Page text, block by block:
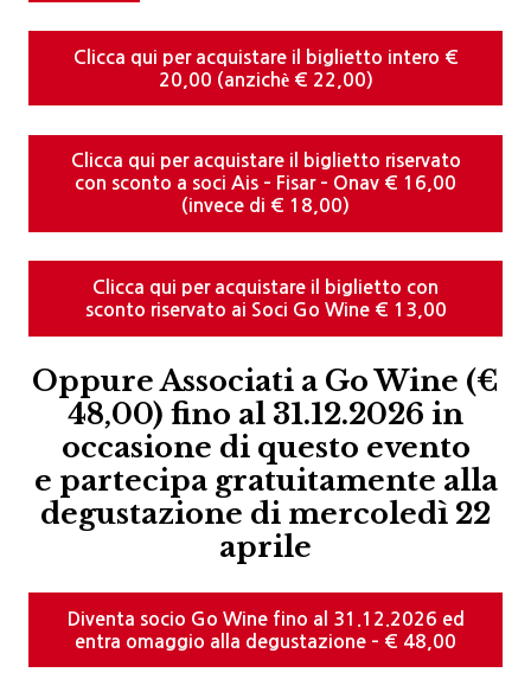
Clicca qui per acquistare il biglietto intero €
20,00 (anzichè € 22,00)
Clicca qui per acquistare il biglietto riservato
con sconto a soci Ais – Fisar – Onav € 16,00
(invece di € 18,00)
Clicca qui per acquistare il biglietto con
sconto riservato ai Soci Go Wine € 13,00
Oppure Associati a Go Wine (€
48,00) fino al 31.12.2026 in
occasione di questo evento
e partecipa gratuitamente alla
degustazione di mercoledì 22
aprile
Diventa socio Go Wine fino al 31.12.2026 ed
entra omaggio alla degustazione – € 48,00